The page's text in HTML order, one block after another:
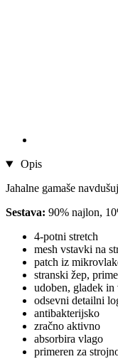
Opis
Jahalne gamaše
Sestava: 90% najlon,
4-potni stretch
mesh vstavki na
patch iz
stranski žep,
udoben, gladek
odsevni detailni
antibakterijsko
zračno aktivno
absorbira vlago
primeren za